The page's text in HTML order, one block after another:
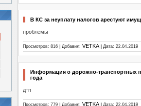
В КС за неуплату налогов арестуют
проблемы
Просмотров: 816 | Добавил: VETKA| Дата: 22.04.2019
Информация о дорожно-транспортных
года
дтп
Просмотров: 779 | Добавил: VETKA| Дата: 22.04.2019